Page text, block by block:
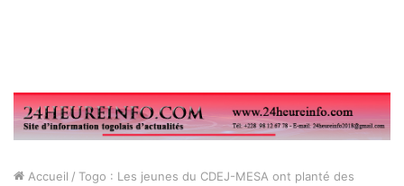
Accueil / Togo : Les jeunes du CDEJ-MESA ont planté des